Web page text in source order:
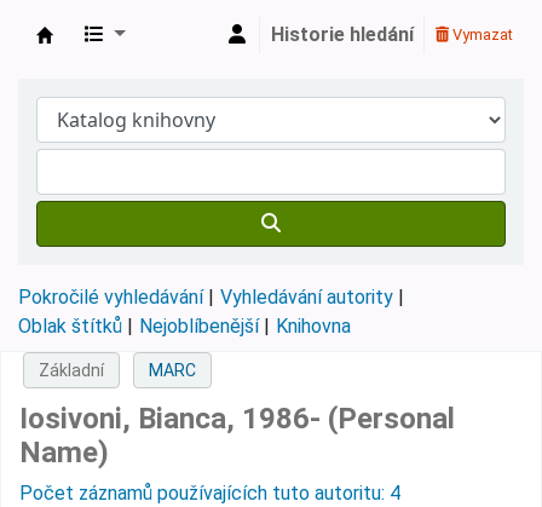
Historie hledání Vymazat
Pokročilé vyhledávání
Vyhledávání autority
Oblak štítků
Nejoblíbenější Knihovna
Základní MARC
Iosivoni, Bianca, 1986- (Personal
Name)
Počet záznamů používajících tuto autoritu: 4